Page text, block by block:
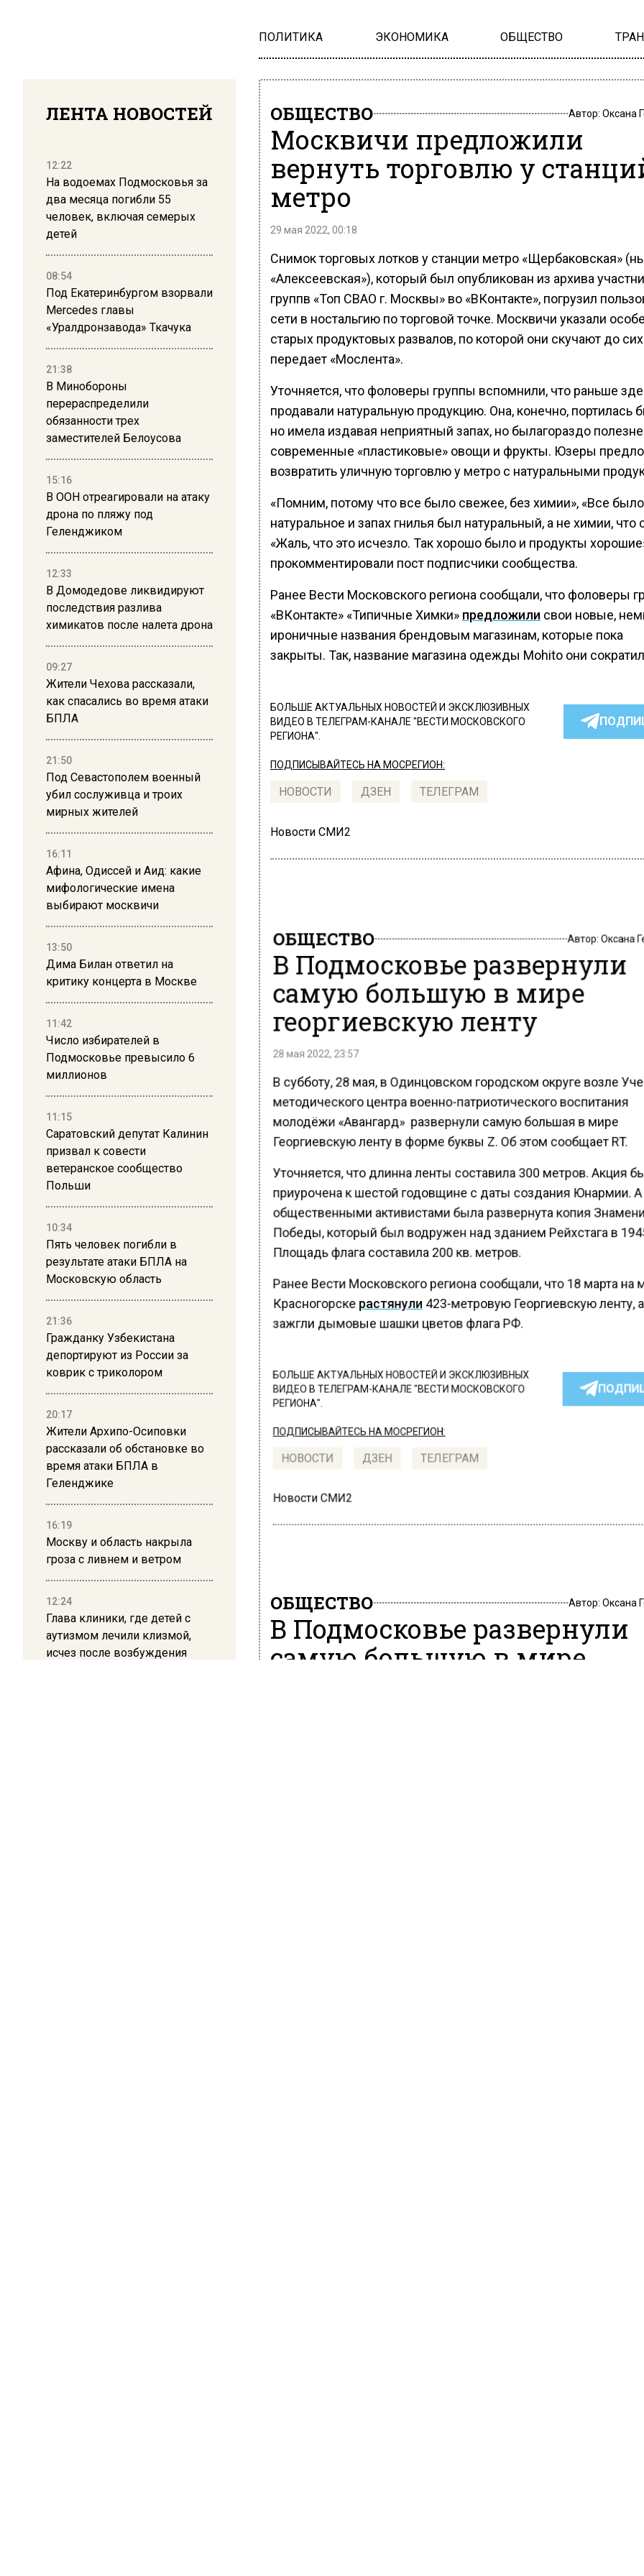
ПОЛИТИКА ЭКОНОМИКА ОБЩЕСТВО
ЛЕНТА НОВОСТЕЙ
12:22
На водоемах Подмосковья за
два месяца погибли 55
человек, включая семерых
детей
08:54
Под Екатеринбургом взорвали
Mercedes главы
«Уралдронзавода» Ткачука
21:38
В Минобороны
перераспределили
обязанности трех
заместителей Белоусова
15:16
В ООН отреагировали на атаку
дрона по пляжу под
Геленджиком
12:33
В Домодедове ликвидируют
последствия разлива
химикатов после налета дрона
09:27
Жители Чехова рассказали,
как спасались во время атаки
БПЛА
21:50
Под Севастополем военный
убил сослуживца и троих
мирных жителей
16:11
Афина, Одиссей и Аид: какие
мифологические имена
выбирают москвичи
13:50
Дима Билан ответил на
критику концерта в Москве
11:42
Число избирателей в
Подмосковье превысило 6
миллионов
11:15
Саратовский депутат Калинин
призвал к совести
ветеранское сообщество
Польши
10:34
Пять человек погибли в
результате атаки БПЛА на
Московскую область
21:36
Гражданку Узбекистана
депортируют из России за
коврик с триколором
20:17
Жители Архипо-Осиповки
рассказали об обстановке во
время атаки БПЛА в
Геленджике
16:19
Москву и область накрыла
гроза с ливнем и ветром
12:24
Глава клиники, где детей с
аутизмом лечили клизмой,
исчез после возбуждения
ОБЩЕСТВО Автор: Оксана
Москвичи предложили
вернуть торговлю у
метро
29 мая 2022, 00:18
Снимок торговых лотков у станции метро «Щербаковская»
«Алексеевская»), который был опубликован из архива
группв «Топ СВАО г. Москвы» во «ВКонтакте», погрузил
сети в ностальгию по торговой точке. Москвичи указали
старых продуктовых развалов, по которой они скучают до
передает «Мослента».
Уточняется, что фоловеры группы вспомнили, что раньше
продавали натуральную продукцию. Она, конечно, портилась
но имела издавая неприятный запах, но былагораздо
современные «пластиковые» овощи и фрукты. Юзеры
возвратить уличную торговлю у метро с натуральными
«Помним, потому что все было свежее, без химии», «Все было
натуральное и запах гнилья был натуральный, а не химии, что
«Жаль, что это исчезло. Так хорошо было и продукты
прокомментировали пост подписчики сообщества.
Ранее Вести Московского региона сообщали, что фоловеры
«ВКонтакте» «Типичные Химки» предложили свои новые,
ироничные названия брендовым магазинам, которые пока
закрыты. Так, название магазина одежды Mohito они
БОЛЬШЕ АКТУАЛЬНЫХ НОВОСТЕЙ И ЭКСКЛЮЗИВНЫХ
ВИДЕО В ТЕЛЕГРАМ-КАНАЛЕ "ВЕСТИ МОСКОВСКОГО
РЕГИОНА".
ПОДПИСЫВАЙТЕСЬ НА МОСРЕГИОН:
НОВОСТИ ДЗЕН ТЕЛЕГРАМ
Новости СМИ2
ОБЩЕСТВО Автор:Оксана
В Подмосковье развернули
самую большую в мире
георгиевскую ленту
28 мая 2022, 23:57
В субботу, 28 мая, в Одинцовском городском округе возле
методического центра военно-патриотического воспитания
молодёжи «Авангард» развернули самую большая в мире
Георгиевскую ленту в форме буквы Z. Об этом сообщает RT.
Уточняется, что длинна ленты составила 300 метров. Акция
приурочена к шестой годовщине с даты создания Юнармии.
общественными активистами была развернута копия
Победы, который был водружен над зданием Рейхстага в
Площадь флага составила 200 кв. метров.
Ранее Вести Московского региона сообщали, что 18 марта на
Красногорске растянули423-метровую Георгиевскую ленту,
зажгли дымовые шашки цветов флага РФ.
БОЛЬШЕ АКТУАЛЬНЫХ НОВОСТЕЙ И ЭКСКЛЮЗИВНЫХ
ВИДЕО В ТЕЛЕГРАМ-КАНАЛЕ "ВЕСТИ МОСКОВСКОГО
РЕГИОНА".
ПОДПИСЫВАЙТЕСЬ НА МОСРЕГИОН:
НОВОСТИ ДЗЕН ТЕЛЕГРАМ
Новости СМИ2
ОБЩЕСТВО Автор: Оксана
В Подмосковье развернули
самую большую в мире